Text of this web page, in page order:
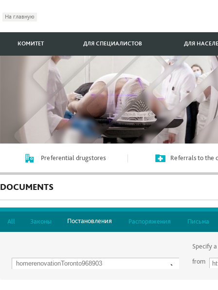
На главную
КОМИТЕТ ДЛЯ СПЕЦИАЛИСТОВ ДЛЯ
Preferential drugstores Referrals to the
DOCUMENTS
All Законы Постановления Распоряжения Письма
Specify
from